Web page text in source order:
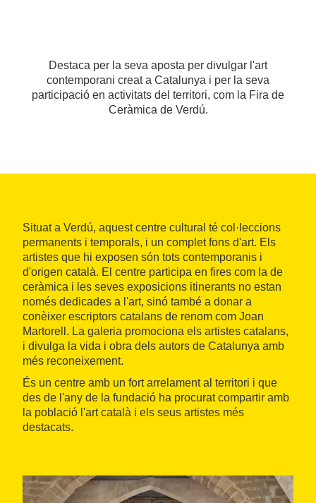
Destaca per la seva aposta per divulgar l'art
contemporani creat a Catalunya i per la seva
participació en activitats del territori, com la Fira de
Ceràmica de Verdú.
Situat a Verdú, aquest centre cultural té col·leccions
permanents i temporals, i un complet fons d'art. Els
artistes que hi exposen són tots contemporanis i
d'origen català. El centre participa en fires com la de
ceràmica i les seves exposicions itinerants no estan
només dedicades a l'art, sinó també a donar a
conèixer escriptors catalans de renom com Joan
Martorell. La galeria promociona els artistes catalans,
i divulga la vida i obra dels autors de Catalunya amb
més reconeixement.
És un centre amb un fort arrelament al territori i que
des de l'any de la fundació ha procurat compartir amb
la població l'art català i els seus artistes més
destacats.